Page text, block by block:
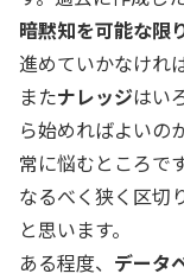
暗黙知を可能な限
進めていかなけれ
またナレッジはい
ら始めればよいの
常に悩むところで
なるべく狭く区切
と思います。
ある程度、 データ